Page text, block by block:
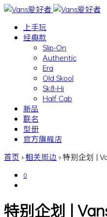
上手玩
经典款
Slip-On
Authentic
Era
Old Skool
Sk8-Hi
Half Cab
新品
联名
型册
官方旗舰店
首页 ›相关周边 ›特别企划 |
0
特别企划 |